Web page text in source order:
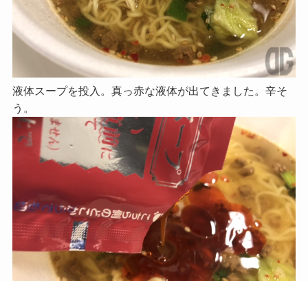
液体スープを投入。真っ赤な液体が出てきました。辛そ
う。